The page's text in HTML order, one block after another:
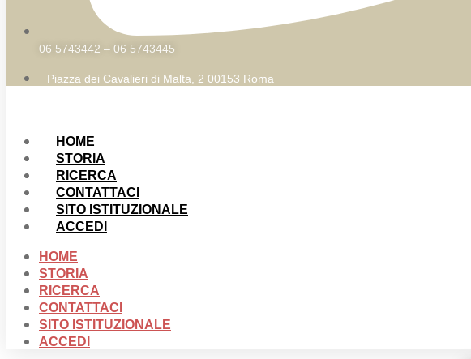
06 5743442 – 06 5743445
Piazza dei Cavalieri di Malta, 2 00153 Roma
HOME
STORIA
RICERCA
CONTATTACI
SITO ISTITUZIONALE
ACCEDI
HOME
STORIA
RICERCA
CONTATTACI
SITO ISTITUZIONALE
ACCEDI